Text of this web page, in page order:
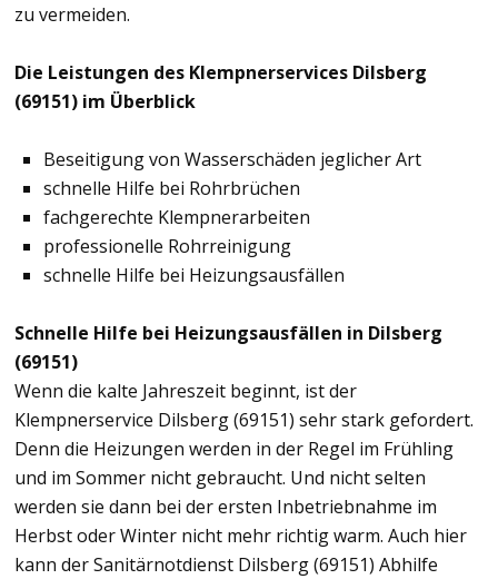
zu vermeiden.
Die Leistungen des Klempnerservices Dilsberg
(69151) im Überblick
Beseitigung von Wasserschäden jeglicher Art
schnelle Hilfe bei Rohrbrüchen
fachgerechte Klempnerarbeiten
professionelle Rohrreinigung
schnelle Hilfe bei Heizungsausfällen
Schnelle Hilfe bei Heizungsausfällen in Dilsberg
(69151)
Wenn die kalte Jahreszeit beginnt, ist der
Klempnerservice Dilsberg (69151) sehr stark gefordert.
Denn die Heizungen werden in der Regel im Frühling
und im Sommer nicht gebraucht. Und nicht selten
werden sie dann bei der ersten Inbetriebnahme im
Herbst oder Winter nicht mehr richtig warm. Auch hier
kann der Sanitärnotdienst Dilsberg (69151) Abhilfe